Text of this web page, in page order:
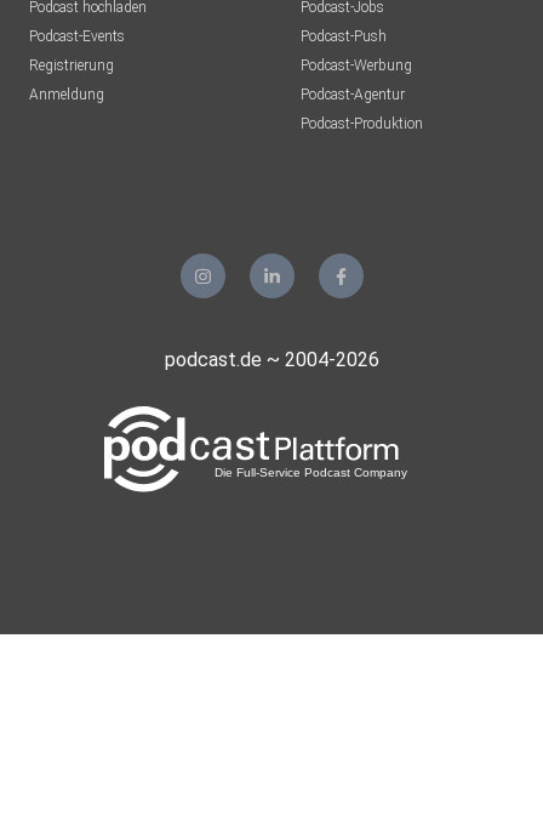
Podcast hochladen
Podcast-Events
Registrierung
Anmeldung
Podcast-Jobs
Podcast-Push
Podcast-Werbung
Podcast-Agentur
Podcast-Produktion
podcast.de ~ 2004-2026